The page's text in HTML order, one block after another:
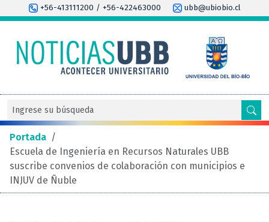
+56-413111200 / +56-422463000 ubb@ubiobio.cl
Portada /
Escuela de Ingeniería en Recursos Naturales UBB
suscribe convenios de colaboración con municipios e
INJUV de Ñuble